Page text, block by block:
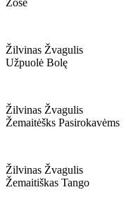
Zosė
Žilvinas Žvagulis
Užpuolė Bolę
Žilvinas Žvagulis
Žemaitėšks Pasirokavėms
Žilvinas Žvagulis
Žemaitiškas Tango